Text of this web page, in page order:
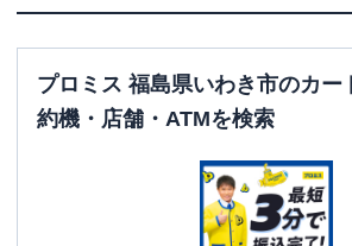
プロミス 福島県いわき市のカー
約機・店舗・ATMを検索